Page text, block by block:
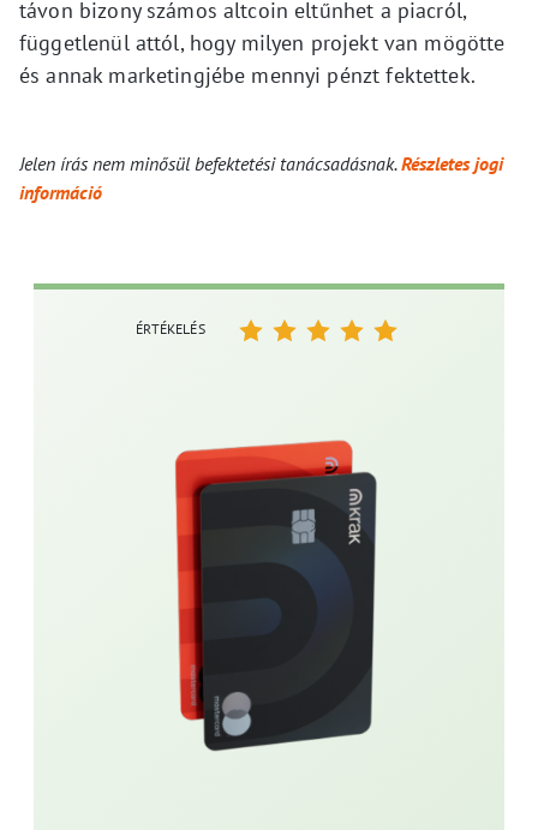
távon bizony számos altcoin eltűnhet a piacról,
függetlenül attól, hogy milyen projekt van mögötte
és annak marketingjébe mennyi pénzt fektettek.
Jelen írás nem minősül befektetési tanácsadásnak.Részletes jogi
információ
ÉRTÉKELÉS